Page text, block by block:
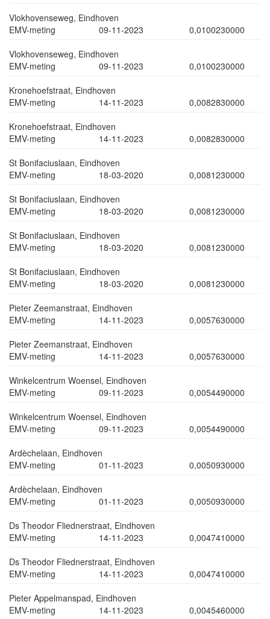
Vlokhovenseweg, Eindhoven
EMV-meting
09-11-2023
0,0100230000
Vlokhovenseweg, Eindhoven
EMV-meting
09-11-2023
0,0100230000
Kronehoefstraat, Eindhoven
EMV-meting
14-11-2023
0,0082830000
Kronehoefstraat, Eindhoven
EMV-meting
14-11-2023
0,0082830000
St Bonifaciuslaan, Eindhoven
EMV-meting
18-03-2020
0,0081230000
St Bonifaciuslaan, Eindhoven
EMV-meting
18-03-2020
0,0081230000
St Bonifaciuslaan, Eindhoven
EMV-meting
18-03-2020
0,0081230000
St Bonifaciuslaan, Eindhoven
EMV-meting
18-03-2020
0,0081230000
Pieter Zeemanstraat, Eindhoven
EMV-meting
14-11-2023
0,0057630000
Pieter Zeemanstraat, Eindhoven
EMV-meting
14-11-2023
0,0057630000
Winkelcentrum Woensel, Eindhoven
EMV-meting
09-11-2023
0,0054490000
Winkelcentrum Woensel, Eindhoven
EMV-meting
09-11-2023
0,0054490000
Ardèchelaan, Eindhoven
EMV-meting
01-11-2023
0,0050930000
Ardèchelaan, Eindhoven
EMV-meting
01-11-2023
0,0050930000
Ds Theodor Fliednerstraat, Eindhoven
EMV-meting
14-11-2023
0,0047410000
Ds Theodor Fliednerstraat, Eindhoven
EMV-meting
14-11-2023
0,0047410000
Pieter Appelmanspad, Eindhoven
EMV-meting
14-11-2023
0,0045460000